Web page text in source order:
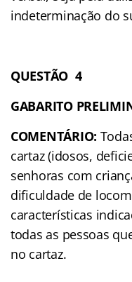
indeterminação do
QUESTÃO 4
GABARITO
COMENTÁRIO:
cartaz (idosos,
senhoras com
dificuldade de
características
todas as pessoas
no cartaz.